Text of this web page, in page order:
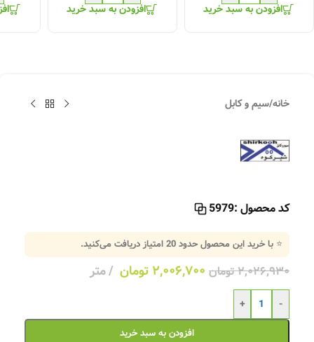
افزودن به سبد خرید
افزودن به سبد خرید
خانه/سیم و کابل
کد محصول :5979
⭐ با خرید این محصول حدود20امتیاز دریافت می‌کنید.
۲,۰۲۶,۹۳۰تومان ۲,۰۰۶,۷۰۰ تومان متر
-
+
افزودن به سبد خرید